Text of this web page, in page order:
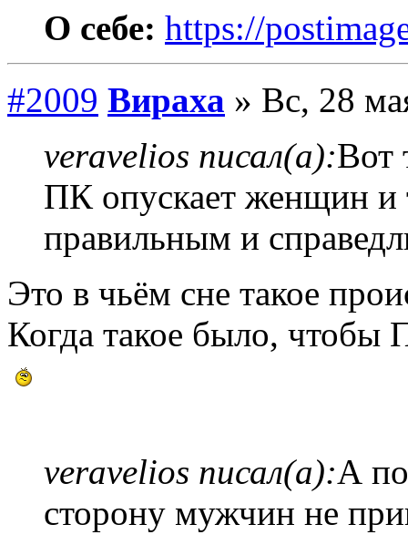
О себе: https://
#2009 Вираха » Вс, 28
veravelios писал(а):Вот
ПК опускает женщин и
правильным и
Это в чьём сне такое
Когда такое было,
veravelios писал(а):А
сторону мужчин не